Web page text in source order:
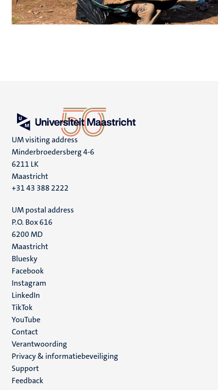
UM visiting address
Minderbroedersberg 4-6
6211 LK
Maastricht
+31 43 388 2222
UM postal address
P.O. Box 616
6200 MD
Maastricht
Social
media
Bluesky
Facebook
Instagram
LinkedIn
TikTok
YouTube
Menu
footer
(NL)
Contact
Verantwoording
Privacy & informatiebeveiliging
Support
Feedback